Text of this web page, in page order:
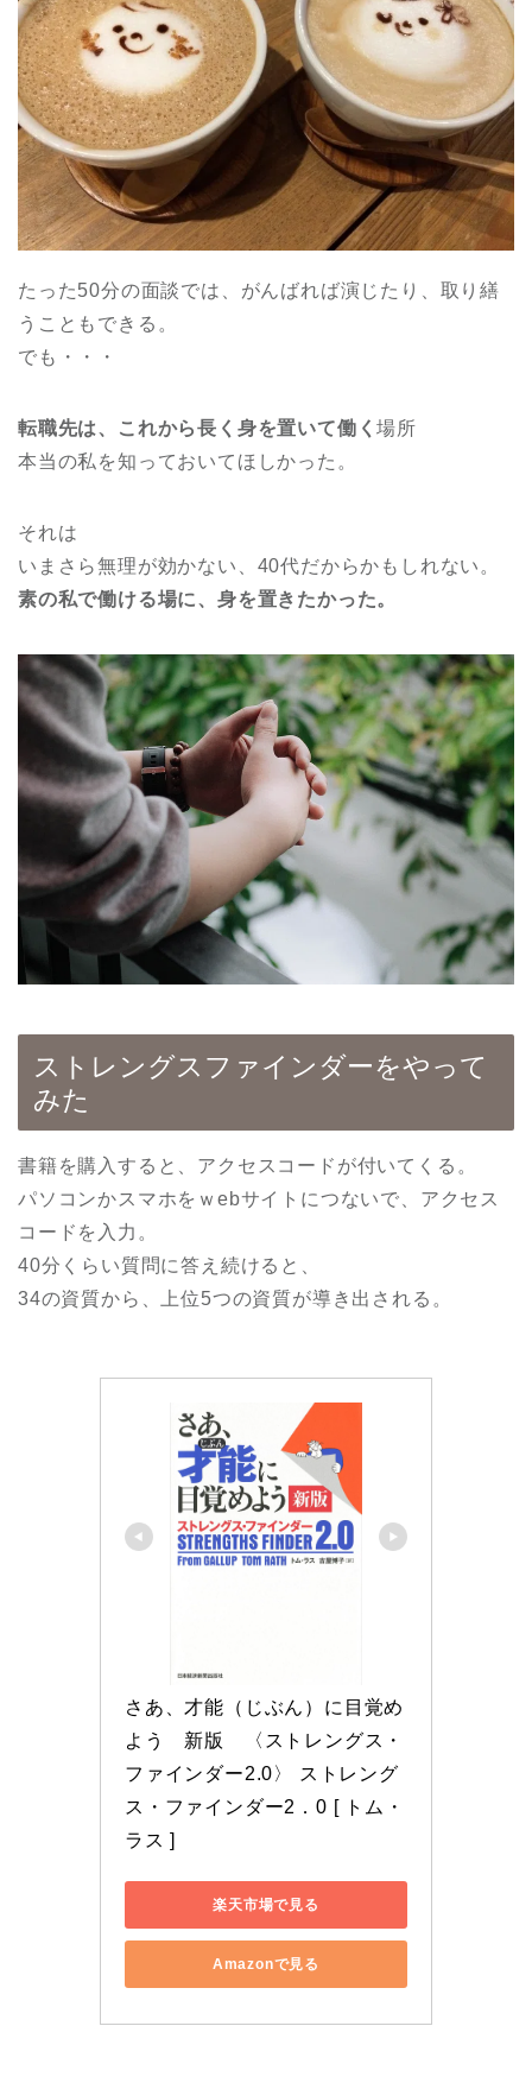
たった50分の面談では、がんばれば演じたり、取り繕
うこともできる。
でも・・・
転職先は、これから長く身を置いて働く場所
本当の私を知っておいてほしかった。
それは
いまさら無理が効かない、40代だからかもしれない。
素の私で働ける場に、身を置きたかった。
ストレングスファインダーをやって
みた
書籍を購入すると、アクセスコードが付いてくる。
パソコンかスマホをｗebサイトにつないで、アクセス
コードを入力。
40分くらい質問に答え続けると、
34の資質から、上位5つの資質が導き出される。
さあ、才能（じぶん）に目覚め
よう　新版　〈ストレングス・
ファインダー2.0〉 ストレング
ス・ファインダー2．0 [ トム・
ラス ]
楽天市場で見る
Amazonで見る